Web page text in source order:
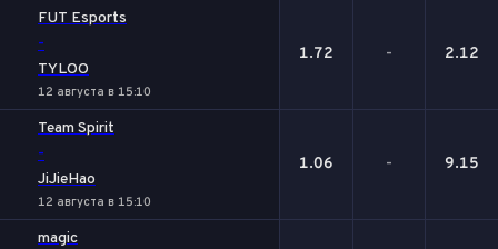
FUT Esports
-
TYLOO
12 августа в 15:10
1.72 - 2.12
Team Spirit
-
JiJieHao
12 августа в 15:10
1.06 - 9.15
magic